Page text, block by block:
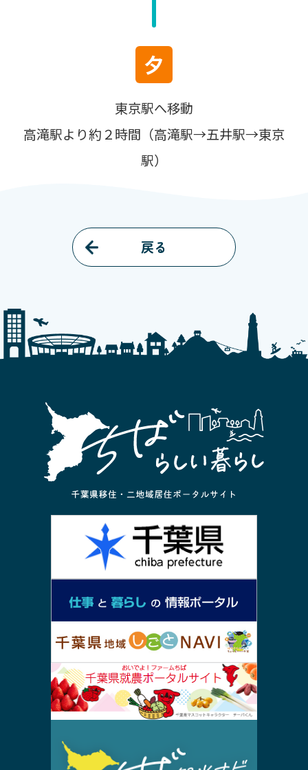
夕
東京駅へ移動
高滝駅より約２時間（高滝駅→五井駅→東京
駅）
戻る